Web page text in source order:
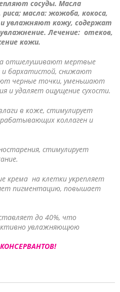
сосуды. Масла
масла: жожоба, кокоса,
увлажняют кожу, содержат
Лечение: отеков,
кожи.
отшелушивают мертвые
и бархатистой, снижают
черные точки, уменьшают
и удаляет ощущение сухости.
в коже, стимулирует
коллаген и
стимулирует
крема на клетки укрепляет
пигментацию, повышает
до 40%, что
увлажняющюю